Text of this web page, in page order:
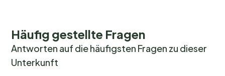
Häufig gestellte Fragen
Antworten auf die häufigsten Fragen zu dieser
Unterkunft